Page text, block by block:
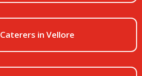
Caterers in Vellore